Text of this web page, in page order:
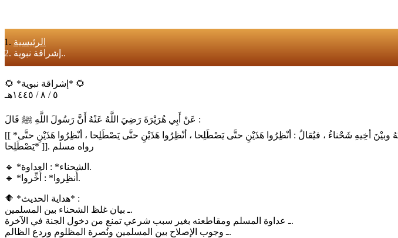
الرئيسية
إشراقة نبوية..
🌻 *إشراقة نبوية* 🌻
٥ / ٨ / ١٤٤٥هـ
عَنْ أَبِي هُرَيْرَةَ رَضِيَ اللَّهُ عَنْهُ أَنَّ رَسُولَ اللَّهِ ﷺ قَالَ :
[[ *تُفْتَحُ أبْوابُ الجَنَّةِ يَومَ الإثْنَيْنِ ويَومَ الْخَمِيسِ ، فيُغْفَرُ لِكُلِّ عَبْدٍ لا يُشْرِكُ باللَّهِ شيئًا، إلَّا رَجُلًا كانَتْ بيْنَهُ وبيْنَ أخِيهِ شَحْناءُ ، فيُقالُ : أنْظِرُوا هَذَيْنِ حتَّى يَصْطَلِحا ، أنْظِرُوا هَذَيْنِ حتَّى يَصْطَلِحا ، أنْظِرُوا هَذَيْنِ حتَّى
يَصْطَلِحا* ]]. رواه مسلم
🔹 *الشحناء* : العداوة.
🔹 *أَنظِروا* : أَخِّروا.
🔶 *هداية الحديث* :
ـ بيان غلظ الشحناء بين المسلمين.
ـ عداوة المسلم ومقاطعته بغير سبب شرعي تمنع من دخول الجنة في الآخرة.
ـ وجوب الإصلاح بين المسلمين ونُصرة المظلوم وردع الظالم.